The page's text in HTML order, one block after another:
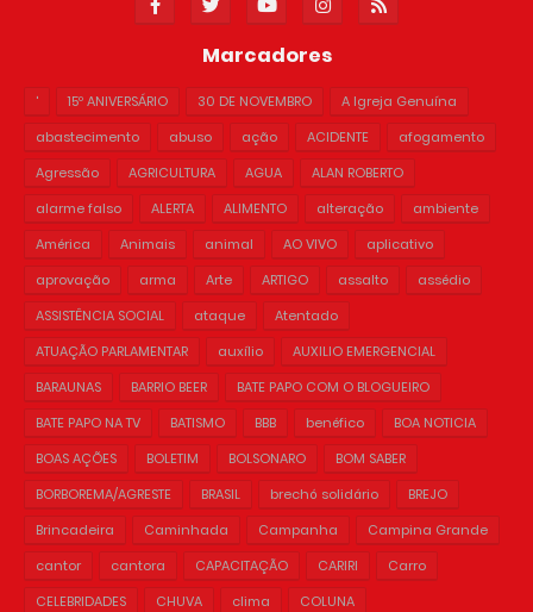
Marcadores
' 15º ANIVERSÁRIO 30 DE NOVEMBRO
A Igreja Genuína
abastecimento
abuso ação ACIDENTE
afogamento
Agressão
AGRICULTURA AGUA
ALAN ROBERTO
alarme falso
ALERTA ALIMENTO alteração
ambiente
América
Animais animal AO VIVO
aplicativo
aprovação
arma Arte ARTIGO assalto
assédio
ASSISTÊNCIA SOCIAL
ataque
Atentado
ATUAÇÃO PARLAMENTAR
auxílio
AUXILIO EMERGENCIAL
BARAUNAS
BARRIO BEER
BATE PAPO COM O BLOGUEIRO
BATE PAPO NA TV
BATISMO BBB benéfico
BOA NOTICIA
BOAS AÇÕES
BOLETIM BOLSONARO
BOM SABER
BORBOREMA/AGRESTE
BRASIL brechó solidário
BREJO
Brincadeira
Caminhada Campanha
Campina Grande
cantor
cantora CAPACITAÇÃO CARIRI
Carro
CELEBRIDADES
CHUVA clima
COLUNA